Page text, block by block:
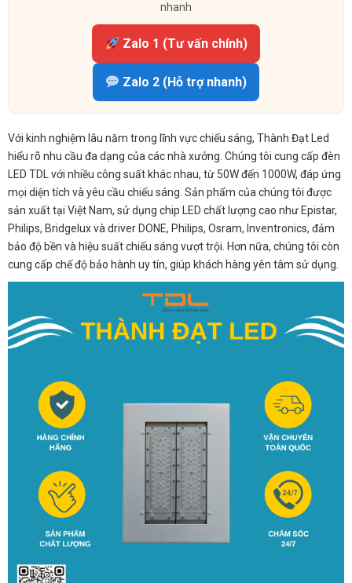
nhanh
Zalo 1 (Tư vấn chính)
Zalo 2 (Hỗ trợ nhanh)
Với kinh nghiệm lâu năm trong lĩnh vực chiếu sáng, Thành Đạt Led
hiểu rõ nhu cầu đa dạng của các nhà xưởng. Chúng tôi cung cấp đèn
LED TDL với nhiều công suất khác nhau, từ 50W đến 1000W, đáp ứng
mọi diện tích và yêu cầu chiếu sáng. Sản phẩm của chúng tôi được
sản xuất tại Việt Nam, sử dụng chip LED chất lượng cao như Epistar,
Philips, Bridgelux và driver DONE, Philips, Osram, Inventronics, đảm
bảo độ bền và hiệu suất chiếu sáng vượt trội. Hơn nữa, chúng tôi còn
cung cấp chế độ bảo hành uy tín, giúp khách hàng yên tâm sử dụng.